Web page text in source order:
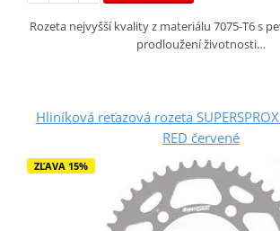
Rozeta nejvyšší kvality z materiálu 7075-T6 s
prodloužení životnosti…
Hliníková reťazová rozeta
RED červené
ZĽAVA 15%